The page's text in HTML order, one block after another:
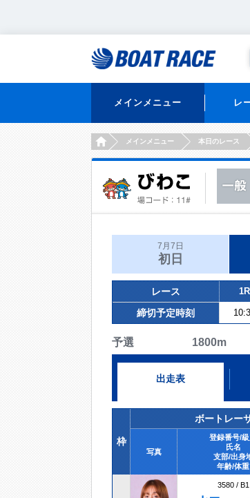
メインメニュー レ
HOMEメインメニュー 本日のレース
7月7日
初日
レース 1R
締切予定時刻
予選 1800m
出走表
枠
ボートレー
写真
登録番号/
氏名
支部/出身
年齢/体重
3580 / B1